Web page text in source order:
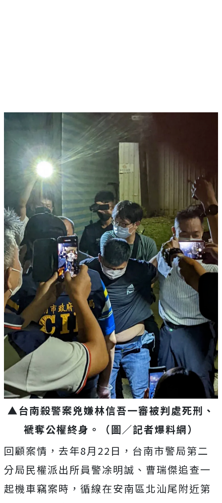
▲台南殺警案兇嫌林信吾一審被判處死刑、
褫奪公權終身。（圖／記者爆料網）
回顧案情，去年8月22日，台南市警局第二
分局民權派出所員警凃明誠、曹瑞傑追查一
起機車竊案時，循線在安南區北汕尾附近第